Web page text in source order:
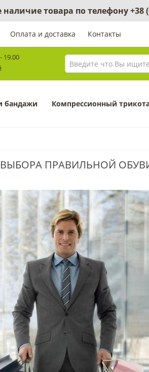
наличие товара по телефону+38
Оплата и доставка Контакты
19.00
бандажи Компрессионный
ПРАВИЛЬНОЙ